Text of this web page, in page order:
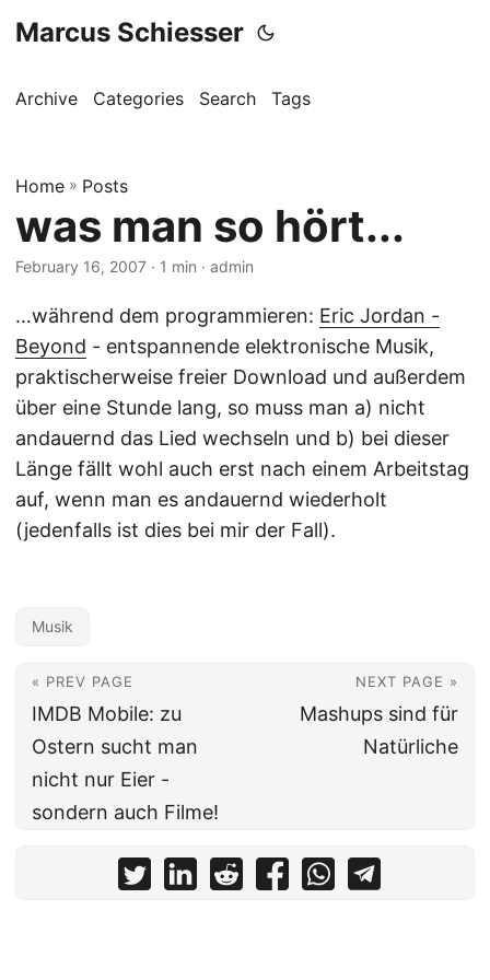
Marcus Schiesser
Archive Categories Search Tags
Home » Posts
was man so hört...
February 16, 2007 · 1 min · admin
…während dem programmieren: Eric Jordan -
Beyond - entspannende elektronische Musik,
praktischerweise freier Download und außerdem
über eine Stunde lang, so muss man a) nicht
andauernd das Lied wechseln und b) bei dieser
Länge fällt wohl auch erst nach einem Arbeitstag
auf, wenn man es andauernd wiederholt
(jedenfalls ist dies bei mir der Fall).
Musik
« PREV PAGE
IMDB Mobile: zu
Ostern sucht man
nicht nur Eier -
sondern auch Filme!
NEXT PAGE »
Mashups sind für
Natürliche